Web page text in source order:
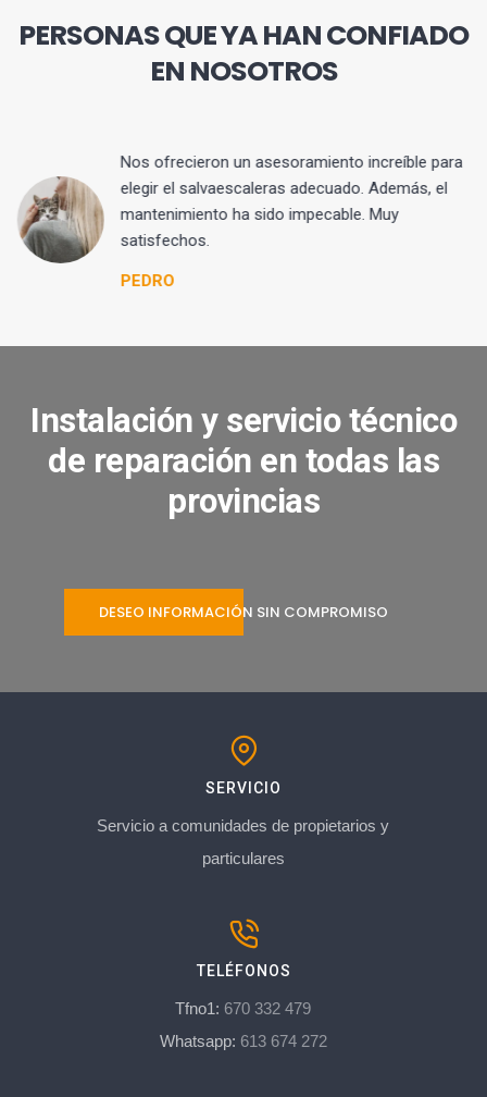
PERSONAS QUE YA HAN CONFIADO
EN NOSOTROS
Nos ofrecieron un asesoramiento increíble para
elegir el salvaescaleras adecuado. Además, el
mantenimiento ha sido impecable. Muy
satisfechos.
PEDRO
Instalación y servicio técnico
de reparación en todas las
provincias
DESEO INFORMACIÓN SIN COMPROMISO
SERVICIO
Servicio a comunidades de propietarios y
particulares
TELÉFONOS
Tfno1: 670 332 479
Whatsapp: 613 674 272